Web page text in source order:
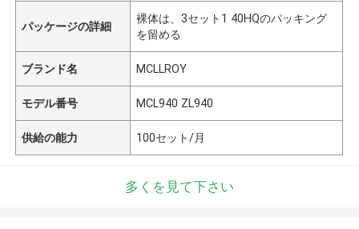
パッケージの詳細
裸体は、3セット1 40HQのパッキング
を留める
ブランド名 MCLLROY
モデル番号 MCL940 ZL940
供給の能力 100セット/月
多くを見て下さい